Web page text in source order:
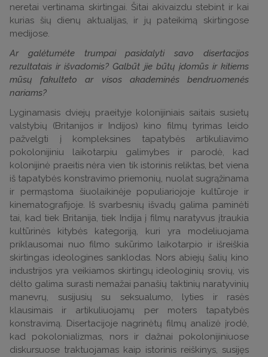
neretai vertinama skirtingai. Šitai akivaizdu stebint ir kai
kurias šių dienų aktualijas, ir jų pateikimą skirtingose
medijose.
Ar galėtumėte trumpai pasidalyti savo disertacijos
rezultatais ir išvadomis? Galbūt jie būtų įdomūs ir kitiems
mūsų fakulteto ar visos akademinės bendruomenės
nariams?
Lyginamasis dviejų praeityje kolonijiniais saitais susietų
valstybių (Britanijos ir Indijos) kino filmų tyrimas leido
pažvelgti į kompleksines tapatybės artikuliavimo
pokolonijiniu laikotarpiu galimybes ir parodė, kad
kolonijinė praeitis nėra vien tik istorinis reliktas, bet viena
iš tapatybės konstravimo priemonių, nuolat sugrąžinama
ir permąstoma šiuolaikinėje populiariojoje kultūroje ir
kinematografijoje. Iš svarbesnių išvadų galima paminėti
tai, kad tiek Britanija, tiek Indija į filmų naratyvus įtraukia
kultūrinės kitybės kategoriją, kuri yra modeliuojama
priklausomai nuo filmo sukūrimo laikotarpio ir išreiškia
skirtingas ideologines sanklodas. Nors abiejų šalių kino
industrijos yra veikiamos skirtingų ideologinių srovių, vis
dėlto galima surasti nemažai panašių taktinių naratyvinių
manevrų, susijusių su seksualumo, lyties ir rasės
klausimais ir artikuliuojamų per moters tapatybės
konstravimą. Disertacijoje nagrinėtų filmų analizė įrodė,
kad pokolonializmas, nors ir dažnai pokolonijiniuose
diskursuose traktuojamas kaip istorinis reiškinys, susijęs